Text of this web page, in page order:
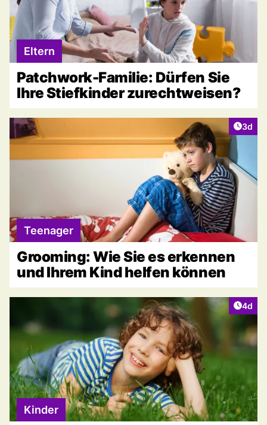
Eltern
Patchwork-Familie: Dürfen Sie
Ihre Stiefkinder zurechtweisen?
3d
Teenager
Grooming: Wie Sie es erkennen
und Ihrem Kind helfen können
4d
Kinder